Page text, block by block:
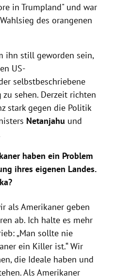
in Trumpland" und war
des orangenen
ihn still geworden sein,
US-
selbstbeschriebene
sehen. Derzeit richten
stark gegen die Politik
Netanjahu und
haben ein Problem
ihres eigenen Landes.
als Amerikaner geben
ab. Ich halte es mehr
„Man sollte nie
ein Killer ist.“ Wir
die Ideale haben und
Als Amerikaner